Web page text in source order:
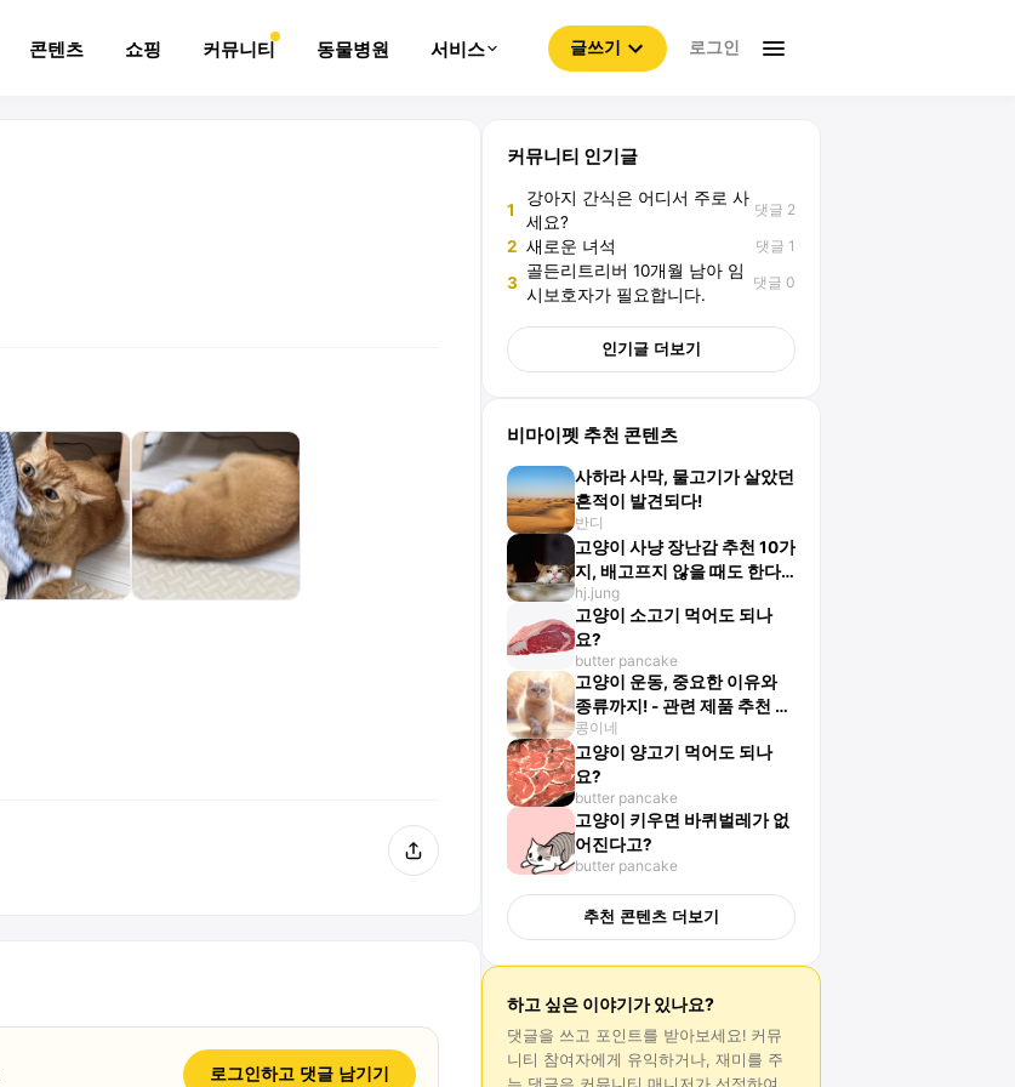
콘텐츠 쇼핑 커뮤니티 동물병원 서비스 글쓰기 로그인
로그인하고 댓글 남기기
커뮤니티 인기글
1
강아지 간식은 어디서 주로 사
세요?
댓글 2
2 새로운 녀석 댓글 1
3
골든리트리버 10개월 남아 임
시보호자가 필요합니다.
댓글 0
인기글 더보기
비마이펫 추천 콘텐츠
사하라 사막, 물고기가 살았던
흔적이 발견되다!
반디
고양이 사냥 장난감 추천 10가
지, 배고프지 않을 때도 한다
고?
hj.jung
고양이 소고기 먹어도 되나
요?
butter pancake
고양이 운동, 중요한 이유와
종류까지! - 관련 제품 추천 10
가지
콩이네
고양이 양고기 먹어도 되나
요?
butter pancake
고양이 키우면 바퀴벌레가 없
어진다고?
butter pancake
추천 콘텐츠 더보기
하고 싶은 이야기가 있나요?
댓글을 쓰고 포인트를 받아보세요! 커뮤
니티 참여자에게 유익하거나, 재미를 주